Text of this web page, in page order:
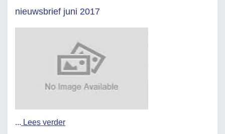
nieuwsbrief juni 2017
... Lees verder